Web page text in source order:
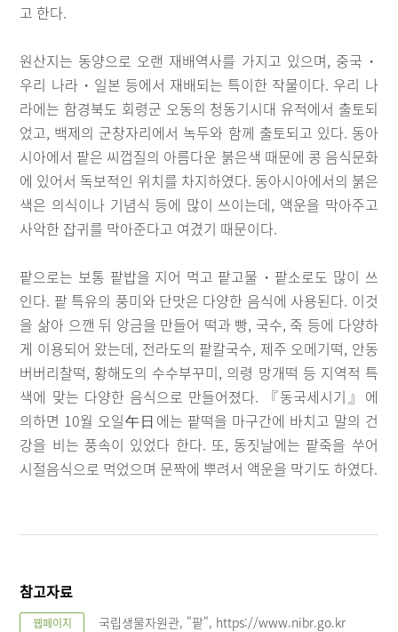
고 한다.
원산지는 동양으로 오랜 재배역사를 가지고 있으며, 중국・
우리 나라・일본 등에서 재배되는 특이한 작물이다. 우리 나
라에는 함경북도 회령군 오동의 청동기시대 유적에서 출토되
었고, 백제의 군창자리에서 녹두와 함께 출토되고 있다. 동아
시아에서 팥은 씨껍질의 아름다운 붉은색 때문에 콩 음식문화
에 있어서 독보적인 위치를 차지하였다. 동아시아에서의 붉은
색은 의식이나 기념식 등에 많이 쓰이는데, 액운을 막아주고
사악한 잡귀를 막아준다고 여겼기 때문이다.
팥으로는 보통 팥밥을 지어 먹고 팥고물・팥소로도 많이 쓰
인다. 팥 특유의 풍미와 단맛은 다양한 음식에 사용된다. 이것
을 삶아 으깬 뒤 앙금을 만들어 떡과 빵, 국수, 죽 등에 다양하
게 이용되어 왔는데, 전라도의 팥칼국수, 제주 오메기떡, 안동
버버리찰떡, 황해도의 수수부꾸미, 의령 망개떡 등 지역적 특
색에 맞는 다양한 음식으로 만들어졌다. 『동국세시기』에
의하면 10월 오일午日에는 팥떡을 마구간에 바치고 말의 건
강을 비는 풍속이 있었다 한다. 또, 동짓날에는 팥죽을 쑤어
시절음식으로 먹었으며 문짝에 뿌려서 액운을 막기도 하였다.
참고자료
웹페이지 국립생물자원관, "팥", https://www.nibr.go.kr